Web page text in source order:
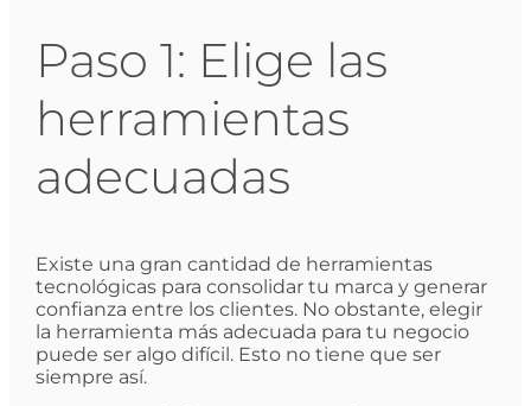
Paso 1: Elige las
herramientas
adecuadas
Existe una gran cantidad de herramientas
tecnológicas para consolidar tu marca y generar
confianza entre los clientes. No obstante, elegir
la herramienta más adecuada para tu negocio
puede ser algo difícil. Esto no tiene que ser
siempre así.